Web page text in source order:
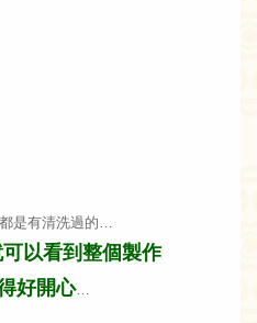
是有清洗過的…
以看到整個製作
好開心…